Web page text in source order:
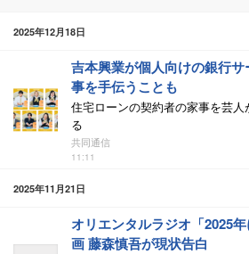
2025年12月18日
吉本興業が個人向けの銀行
事を手伝うことも
住宅ローンの契約者の家事を芸
る
共同通信
11:11
2025年11月21日
オリエンタルラジオ「2025
画 藤森慎吾が現状告白